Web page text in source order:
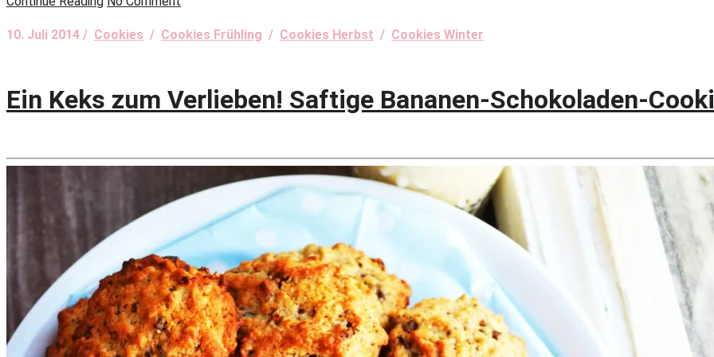
10. Juli 2014 / Cookies / Cookies Frühling / Cookies Herbst / Cookies Winter
Ein Keks zum Verlieben! Saftige Bananen-Schokoladen-